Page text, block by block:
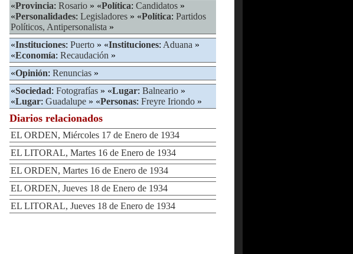
«Provincia: Rosario » «Política: Candidatos »
«Personalidades: Legisladores » «Política: Partidos
Políticos, Antipersonalista »
«Instituciones: Puerto » «Instituciones: Aduana »
«Economía: Recaudación »
«Opinión: Renuncias »
«Sociedad: Fotografías » «Lugar: Balneario »
«Lugar: Guadalupe » «Personas: Freyre Iriondo »
Diarios relacionados
EL ORDEN, Miércoles 17 de Enero de 1934
EL LITORAL, Martes 16 de Enero de 1934
EL ORDEN, Martes 16 de Enero de 1934
EL ORDEN, Jueves 18 de Enero de 1934
EL LITORAL, Jueves 18 de Enero de 1934